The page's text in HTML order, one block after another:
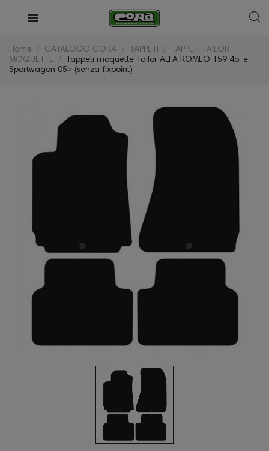
Home CATALOGO CORA TAPPETI
TAPPETI TAILOR
MOQUETTE
Tappeti moquette Tailor ALFA ROMEO 159 4p. e
Sportwagon 05˃ (senza fixpoint)